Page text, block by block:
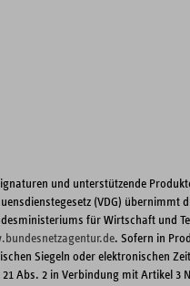
und unterstützende
(VDG) übernimmt
für Wirtschaft und
. Sofern in
Siegeln oder elektronischen
Abs. 2 in Verbindung mit Artikel 3